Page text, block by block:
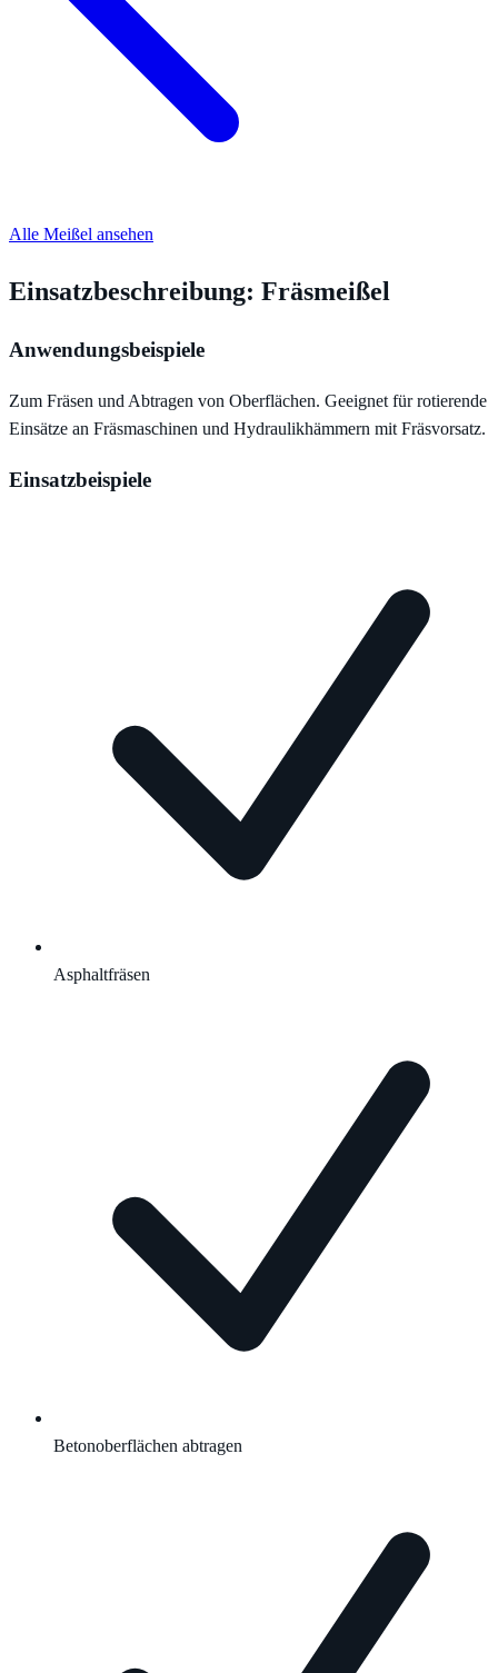
Alle Meißel ansehen
Einsatzbeschreibung: Fräsmeißel
Anwendungsbeispiele
Zum Fräsen und Abtragen von Oberflächen. Geeignet für rotierende
Einsätze an Fräsmaschinen und Hydraulikhämmern mit Fräsvorsatz.
Einsatzbeispiele
Asphaltfräsen
Betonoberflächen abtragen